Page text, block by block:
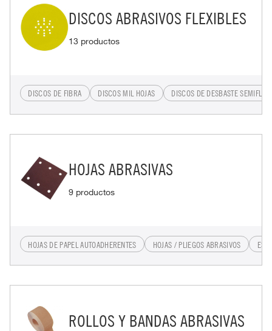
DISCOS ABRASIVOS FLEXIBLES
13 productos
DISCOS DE FIBRA DISCOS MIL HOJAS DISCOS DE DESBASTE
HOJAS ABRASIVAS
9 productos
HOJAS DE PAPEL AUTOADHERENTES HOJAS / PLIEGOS ABRASIVOS
ROLLOS Y BANDAS ABRASIVAS